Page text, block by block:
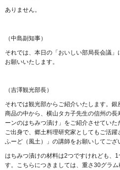
ありません。
（中島副知事）
それでは、本日の「おいしい部局長会議
お願いいたします。
（吉澤観光部長）
それでは観光部からご紹介いたします。
商品の中から、横山タカ子先生の信州の
ーンのはちみつ漬け」をご紹介させてい
ご出身で、郷土料理研究家としてもご活
ふーど（風土）」の講師をお願いしてござ
はちみつ漬けの材料は2つですけれども、
す。こちらにつきましては、重さ30グラ